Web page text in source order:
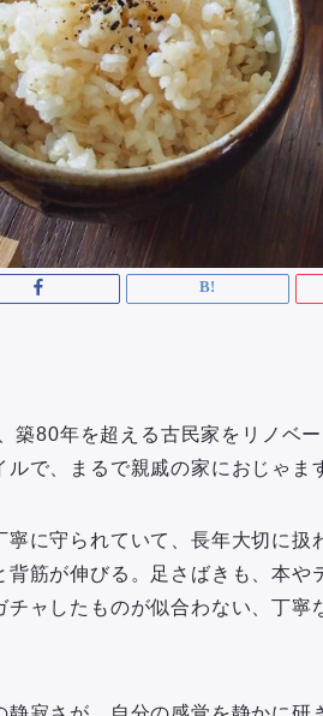
築80年を超える古民家をリノベ
で、まるで親戚の家におじゃま
寧に守られていて、長年大切に扱
背筋が伸びる。足さばきも、本や
チャしたものが似合わない、丁寧